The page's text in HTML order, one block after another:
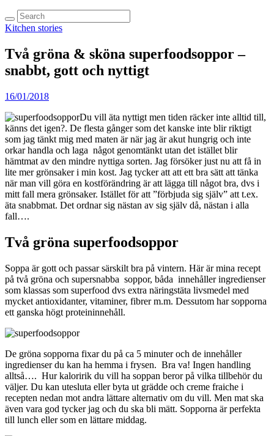
Kitchen stories
Två gröna & sköna superfoodsoppor –
snabbt, gott och nyttigt
16/01/2018
Du vill äta nyttigt men tiden räcker inte alltid till,
känns det igen?. De flesta gånger som det kanske inte blir riktigt
som jag tänkt mig med maten är när jag är akut hungrig och inte
orkar handla och laga något genomtänkt utan det istället blir
hämtmat av den mindre nyttiga sorten. Jag försöker just nu att få in
lite mer grönsaker i min kost. Jag tycker att att ett bra sätt att tänka
när man vill göra en kostförändring är att lägga till något bra, dvs i
mitt fall mera grönsaker. Istället för att ”förbjuda sig själv” att t.ex.
äta snabbmat. Det ordnar sig nästan av sig själv då, nästan i alla
fall….
Två gröna superfoodsoppor
Soppa är gott och passar särskilt bra på vintern. Här är mina recept
på två gröna och supersnabba soppor, båda innehåller ingredienser
som klassas som superfood dvs extra näringstäta livsmedel med
mycket antioxidanter, vitaminer, fibrer m.m. Dessutom har sopporna
ett ganska högt proteininnehåll.
De gröna sopporna fixar du på ca 5 minuter och de innehåller
ingredienser du kan ha hemma i frysen. Bra va! Ingen handling
alltså…. Hur kaloririk du vill ha soppan beror på vilka tillbehör du
väljer. Du kan utesluta eller byta ut grädde och creme fraiche i
recepten nedan mot andra lättare alternativ om du vill. Men mat ska
även vara god tycker jag och du ska bli mätt. Sopporna är perfekta
till lunch eller som en lättare middag.